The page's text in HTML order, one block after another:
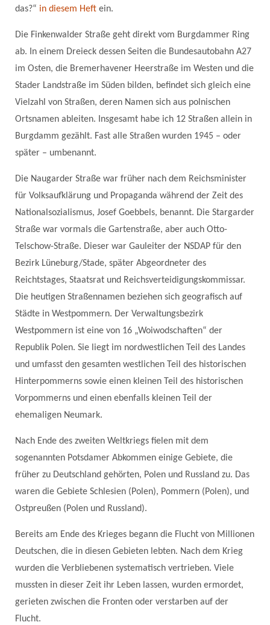
das?“ in diesem Heft ein.
Die Finkenwalder Straße geht direkt vom Burgdammer Ring
ab. In einem Dreieck dessen Seiten die Bundesautobahn A27
im Osten, die Bremerhavener Heerstraße im Westen und die
Stader Landstraße im Süden bilden, befindet sich gleich eine
Vielzahl von Straßen, deren Namen sich aus polnischen
Ortsnamen ableiten. Insgesamt habe ich 12 Straßen allein in
Burgdamm gezählt. Fast alle Straßen wurden 1945 – oder
später – umbenannt.
Die Naugarder Straße war früher nach dem Reichsminister
für Volksaufklärung und Propaganda während der Zeit des
Nationalsozialismus, Josef Goebbels, benannt. Die Stargarder
Straße war vormals die Gartenstraße, aber auch Otto-
Telschow-Straße. Dieser war Gauleiter der NSDAP für den
Bezirk Lüneburg/Stade, später Abgeordneter des
Reichtstages, Staatsrat und Reichsverteidigungskommissar.
Die heutigen Straßennamen beziehen sich geografisch auf
Städte in Westpommern. Der Verwaltungsbezirk
Westpommern ist eine von 16 „Woiwodschaften“ der
Republik Polen. Sie liegt im nordwestlichen Teil des Landes
und umfasst den gesamten westlichen Teil des historischen
Hinterpommerns sowie einen kleinen Teil des historischen
Vorpommerns und einen ebenfalls kleinen Teil der
ehemaligen Neumark.
Nach Ende des zweiten Weltkriegs fielen mit dem
sogenannten Potsdamer Abkommen einige Gebiete, die
früher zu Deutschland gehörten, Polen und Russland zu. Das
waren die Gebiete Schlesien (Polen), Pommern (Polen), und
Ostpreußen (Polen und Russland).
Bereits am Ende des Krieges begann die Flucht von Millionen
Deutschen, die in diesen Gebieten lebten. Nach dem Krieg
wurden die Verbliebenen systematisch vertrieben. Viele
mussten in dieser Zeit ihr Leben lassen, wurden ermordet,
gerieten zwischen die Fronten oder verstarben auf der
Flucht.